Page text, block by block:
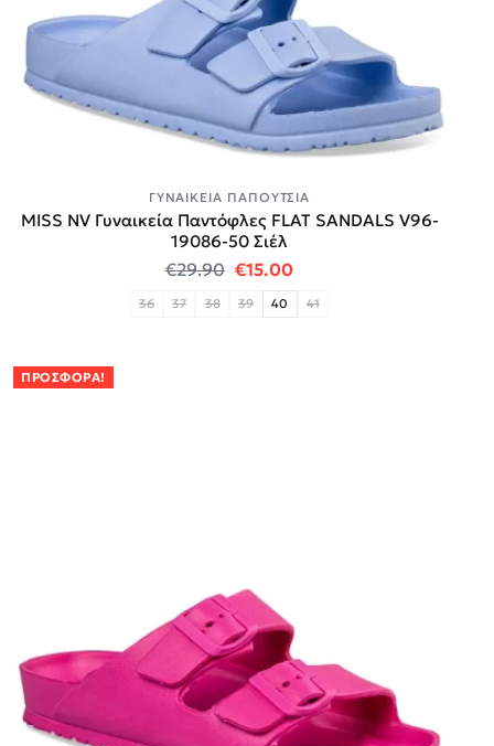
ΓΥΝΑΙΚΕΊΑ ΠΑΠΟΎΤΣΙΑ
MISS NV Γυναικεία Παντόφλες FLAT SANDALS V96-
19086-50 Σιέλ
€29.90 Original price was: €29.90.
€15.00Η τρέχουσα τιμή
36 37 38 39 40 41
ΠΡΟΣΦΟΡΆ!